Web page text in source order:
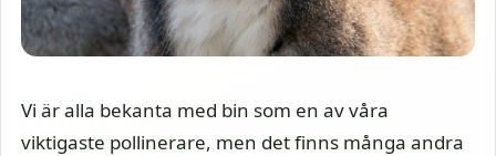
Vi är alla bekanta med bin som en av våra
viktigaste pollinerare, men det finns många andra